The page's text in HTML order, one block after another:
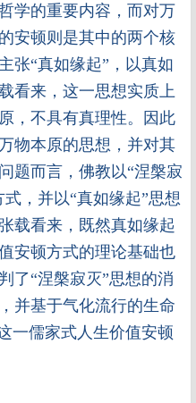
学的重要内容，而对万
安顿则是其中的两个核
张“真如缘起”，以真如
看来，这一思想实质上
，不具有真理性。因此
物本原的思想，并对其
题而言，佛教以“涅槃寂
，并以“真如缘起”思想
载看来，既然真如缘起
安顿方式的理论基础也
了“涅槃寂灭”思想的消
并基于气化流行的生命
一儒家式人生价值安顿